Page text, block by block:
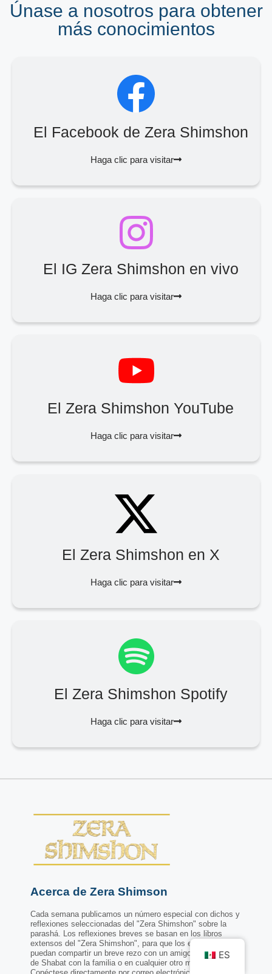
Únase a nosotros para obtener
más conocimientos
El Facebook de Zera Shimshon
Haga clic para visitar
El IG Zera Shimshon en vivo
Haga clic para visitar
El Zera Shimshon YouTube
Haga clic para visitar
El Zera Shimshon en X
Haga clic para visitar
El Zera Shimshon Spotify
Haga clic para visitar
Acerca de Zera Shimson
Cada semana publicamos un número especial con dichos y
reflexiones seleccionadas del "Zera Shimshon" sobre la
parashá. Los reflexiones breves se basan en los libros
extensos del "Zera Shimshon", para que los estudiantes
puedan compartir un breve rezo con un amigo, en la comida
de Shabat con la familia o en cualquier otro momento.
ES